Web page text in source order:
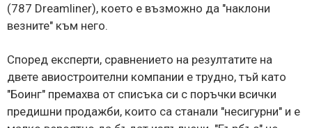
(787 Dreamliner), което е възможно да "наклони
везните" към него.
Според експерти, сравнението на резултатите на
двете авиостроителни компании е трудно, тъй като
"Боинг" премахва от списъка си с поръчки всички
предишни продажби, които са станали "несигурни" и е